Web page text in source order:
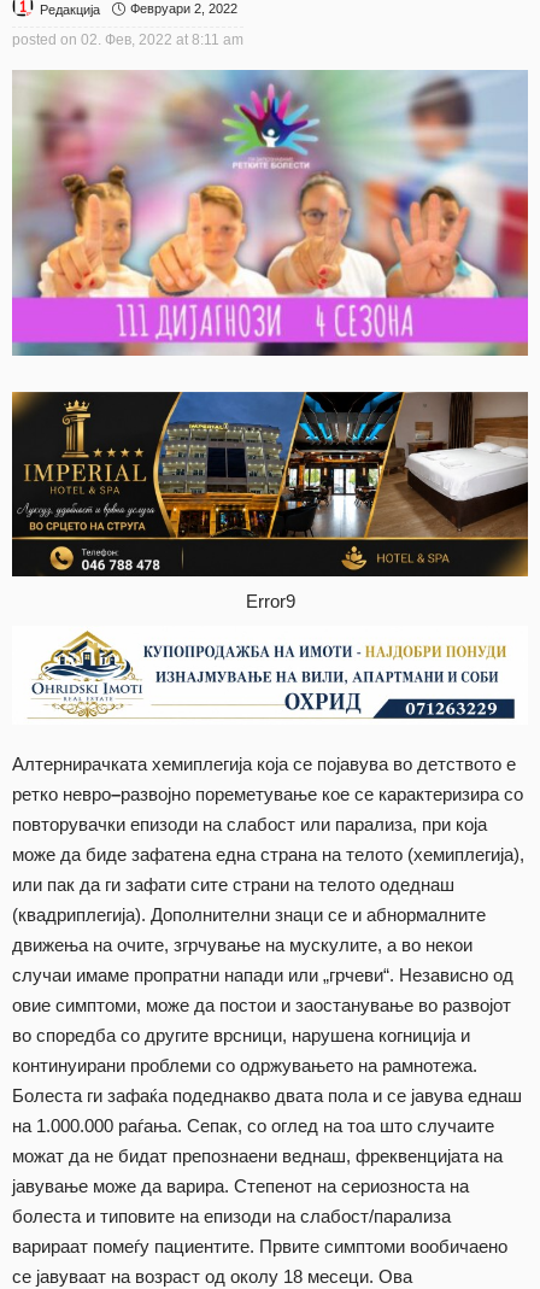
Редакција Февруари 2, 2022
posted on 02. Фев, 2022 at 8:11 am
Error9
Алтернирачката хемиплегија која се појавува во детството е
ретко невро–развојно пореметување кое се карактеризира со
повторувачки епизоди на слабост или парализа, при која
може да биде зафатена една страна на телото (хемиплегија),
или пак да ги зафати сите страни на телото одеднаш
(квадриплегија). Дополнителни знаци се и абнормалните
движења на очите, згрчување на мускулите, а во некои
случаи имаме пропратни напади или „грчеви“. Независно од
овие симптоми, може да постои и заостанување во развојот
во споредба со другите врсници, нарушена когниција и
континуирани проблеми со одржувањето на рамнотежа.
Болеста ги зафаќа подеднакво двата пола и се јавува еднаш
на 1.000.000 раѓања. Сепак, со оглед на тоа што случаите
можат да не бидат препознаени веднаш, фреквенцијата на
јавување може да варира. Степенот на сериозноста на
болеста и типовите на епизоди на слабост/парализа
варираат помеѓу пациентите. Првите симптоми вообичаено
се јавуваат на возраст од околу 18 месеци. Ова